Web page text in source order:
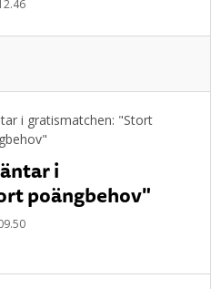
i
poängbehov"